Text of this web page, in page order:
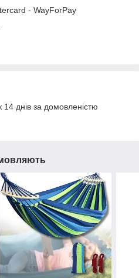
- WayForPay
днів за домовленістю